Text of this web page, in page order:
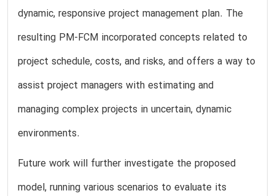
dynamic, responsive project management plan. The
resulting PM-FCM incorporated concepts related to
project schedule, costs, and risks, and offers a way to
assist project managers with estimating and
managing complex projects in uncertain, dynamic
environments.
Future work will further investigate the proposed
model, running various scenarios to evaluate its